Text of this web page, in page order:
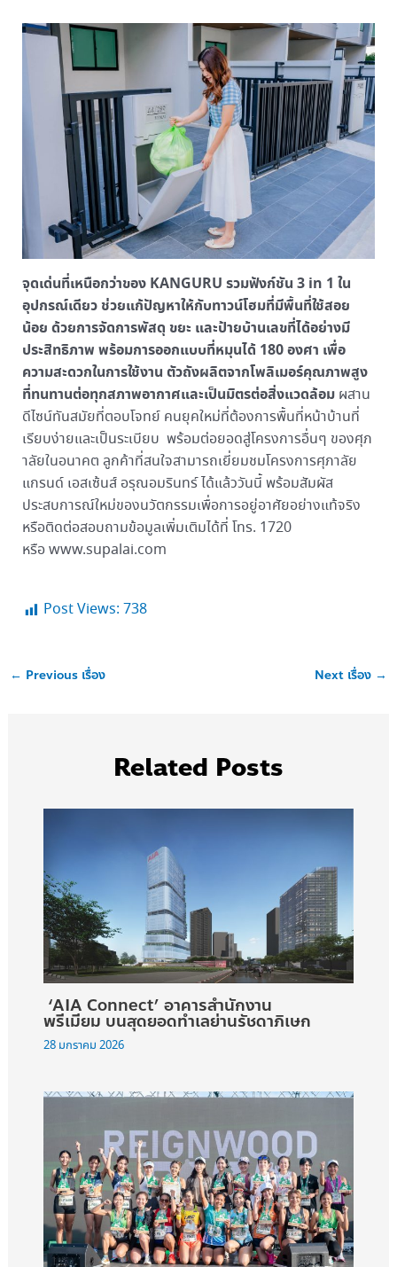
จุดเด่นที่เหนือกว่าของ KANGURU รวมฟังก์ชัน 3 in 1 ใน
อุปกรณ์เดียว ช่วยแก้ปัญหาให้กับทาวน์โฮมที่มีพื้นที่ใช้สอย
น้อย ด้วยการจัดการพัสดุ ขยะ และป้ายบ้านเลขที่ได้อย่างมี
ประสิทธิภาพ พร้อมการออกแบบที่หมุนได้ 180 องศา เพื่อ
ความสะดวกในการใช้งาน ตัวถังผลิตจากโพลิเมอร์คุณภาพสูง
ที่ทนทานต่อทุกสภาพอากาศและเป็นมิตรต่อสิ่งแวดล้อมผสาน
ดีไซน์ทันสมัยที่ตอบโจทย์ คนยุคใหม่ที่ต้องการพื้นที่หน้าบ้านที่
เรียบง่ายและเป็นระเบียบ พร้อมต่อยอดสู่โครงการอื่นๆ ของศุภ
าลัยในอนาคต ลูกค้าที่สนใจสามารถเยี่ยมชมโครงการศุภาลัย
แกรนด์ เอสเซ้นส์ อรุณอมรินทร์ ได้แล้ววันนี้ พร้อมสัมผัส
ประสบการณ์ใหม่ของนวัตกรรมเพื่อการอยู่อาศัยอย่างแท้จริง
หรือติดต่อสอบถามข้อมูลเพิ่มเติมได้ที่ โทร. 1720
หรือ www.supalai.com
Post Views: 738
← Previous เรื่อง Next เรื่อง →
Related Posts
‘AIA Connect’ อาคารสำนักงาน
พรีเมียม บนสุดยอดทำเลย่านรัชดาภิเษก
28 มกราคม 2026